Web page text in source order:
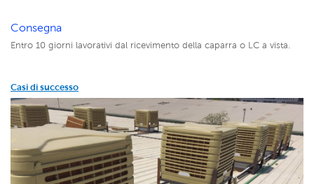
Consegna
Entro 10 giorni lavorativi dal ricevimento della caparra o LC a vista.
Casi di successo